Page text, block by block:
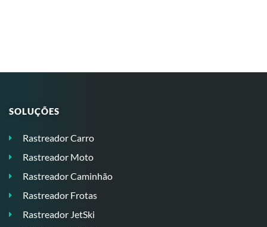
SOLUÇÕES
Rastreador Carro
Rastreador Moto
Rastreador Caminhão
Rastreador Frotas
Rastreador JetSki